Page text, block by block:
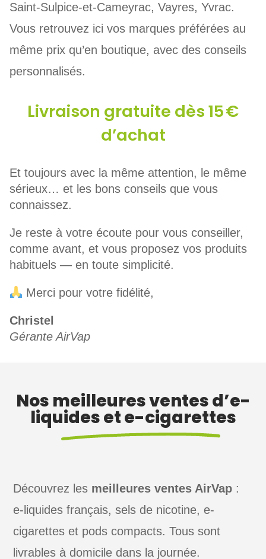
Saint-Sulpice-et-Cameyrac, Vayres, Yvrac.
Vous retrouvez ici vos marques préférées au
même prix qu’en boutique, avec des conseils
personnalisés.
Livraison gratuite dès 15 €
d’achat
Et toujours avec la même attention, le même
sérieux… et les bons conseils que vous
connaissez.
Je reste à votre écoute pour vous conseiller,
comme avant, et vous proposez vos produits
habituels — en toute simplicité.
Merci pour votre fidélité,
Christel
Gérante AirVap
Nos meilleures ventes d’e-
liquides et e-cigarettes
Découvrez les meilleures ventes AirVap :
e-liquides français, sels de nicotine, e-
cigarettes et pods compacts. Tous sont
livrables à domicile dans la journée.